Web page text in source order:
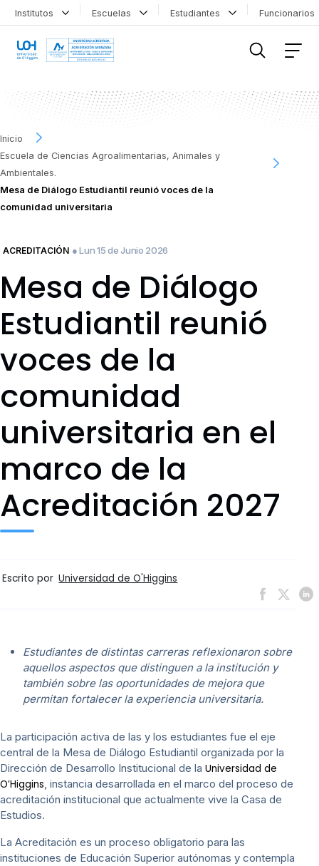
Institutos Escuelas Estudiantes
Inicio
Escuela de Ciencias Agroalimentarias, Animales y
Ambientales.
Mesa de Diálogo Estudiantil reunió voces de la
comunidad universitaria
ACREDITACIÓN ● Lun 15 de Junio 2026
Mesa de Diálogo
Estudiantil reunió
voces de la
comunidad
universitaria en el
marco de la
Acreditación 2027
Escrito por Universidad de O'Higgins
Estudiantes de distintas carreras reflexionaron sobre
aquellos aspectos que distinguen a la institución y
también sobre las oportunidades de mejora que
permitan fortalecer la experiencia universitaria.
La participación activa de las y los estudiantes fue el eje
central de la Mesa de Diálogo Estudiantil organizada por la
Dirección de Desarrollo Institucional de la Universidad de
O’Higgins, instancia desarrollada en el marco del proceso de
acreditación institucional que actualmente vive la Casa de
Estudios.
La Acreditación es un proceso obligatorio para las
instituciones de Educación Superior autónomas y contempla